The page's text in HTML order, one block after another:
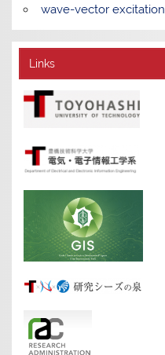
wave-vector excitation
Links